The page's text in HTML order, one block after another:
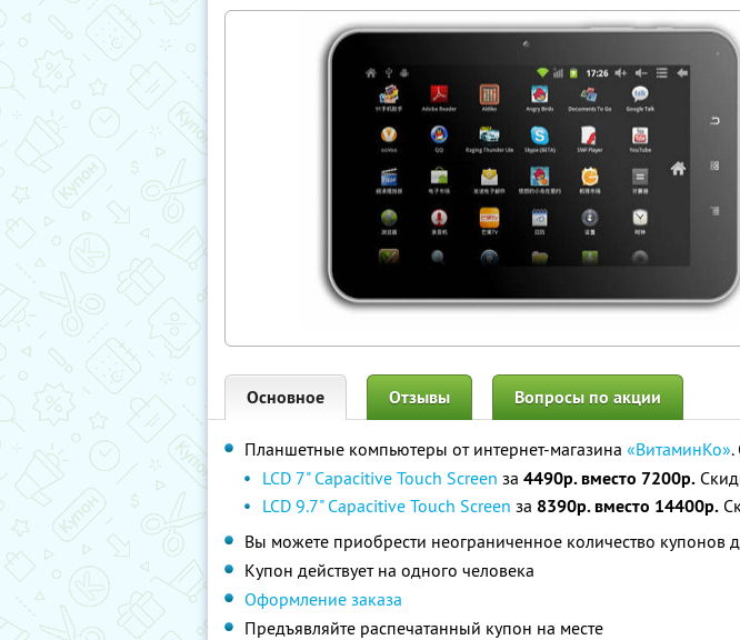
Основное Отзывы Вопросы по акции
Планшетные компьютеры от интернет-магазина «ВитаминКо»
LCD 7" Capacitive Touch Screen за 4490р. вместо 7200р.
LCD 9.7" Capacitive Touch Screen за 8390р. вместо 14400р.
Вы можете приобрести неограниченное количество купонов
Купон действует на одного человека
Оформление заказа
Предъявляйте распечатанный купон на месте